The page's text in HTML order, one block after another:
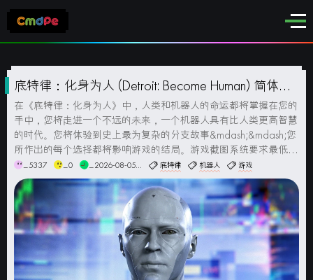
底特律：化身为人 (Detroit: Become Human) 简体中
文版
在《底特律：化身为人》中，人类和机器人的命运都将掌握在您的
手中，您将走进一个不远的未来，一个机器人具有比人类更高智慧
的时代。您将体验到史上最为复杂的分支故事&mdash;&mdash;您
所作出的每个选择都将影响游戏的结局。游戏截图系统要求最低配
置:操作系统: Windows 10 或更高版本（64位）处理器: 英特尔酷
睿i5-2300 2.8...
_5337 _0 _2026-08-05... 底特律 机器人 游戏